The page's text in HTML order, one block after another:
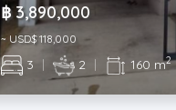
฿ 3,890,000
~ USD$ 118,000
3 | 2 | 160 m2